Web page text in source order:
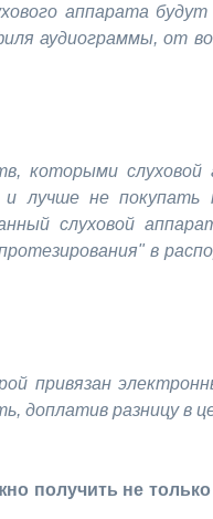
аппарата
аудиограммы, от
которыми
лучше не
слуховой
в
привязан
разницу в
получить не